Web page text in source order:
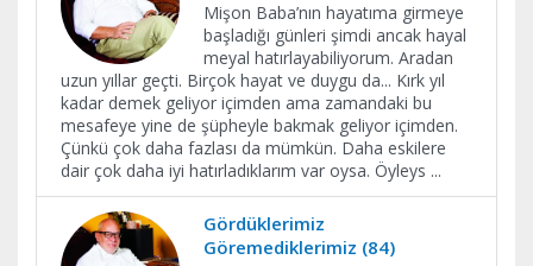
Mişon Baba’nın hayatıma girmeye
başladığı günleri şimdi ancak hayal
meyal hatırlayabiliyorum. Aradan
uzun yıllar geçti. Birçok hayat ve duygu da... Kırk yıl
kadar demek geliyor içimden ama zamandaki bu
mesafeye yine de şüpheyle bakmak geliyor içimden.
Çünkü çok daha fazlası da mümkün. Daha eskilere
dair çok daha iyi hatırladıklarım var oysa. Öyleys ...
Gördüklerimiz
Göremediklerimiz (84)